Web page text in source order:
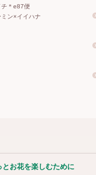
チ＊e87便
ミン×イイハナ
とお花を楽しむために